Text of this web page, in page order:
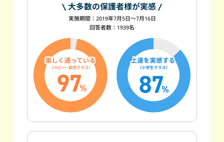
大多数の保護者様が実感
実施期間：2019年7月5日～7月16日
回答者数：1939名